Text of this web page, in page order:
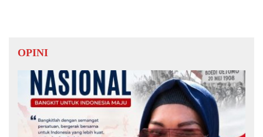
OPINI